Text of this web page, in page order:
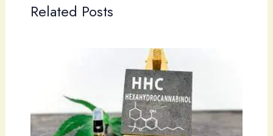
Related Posts